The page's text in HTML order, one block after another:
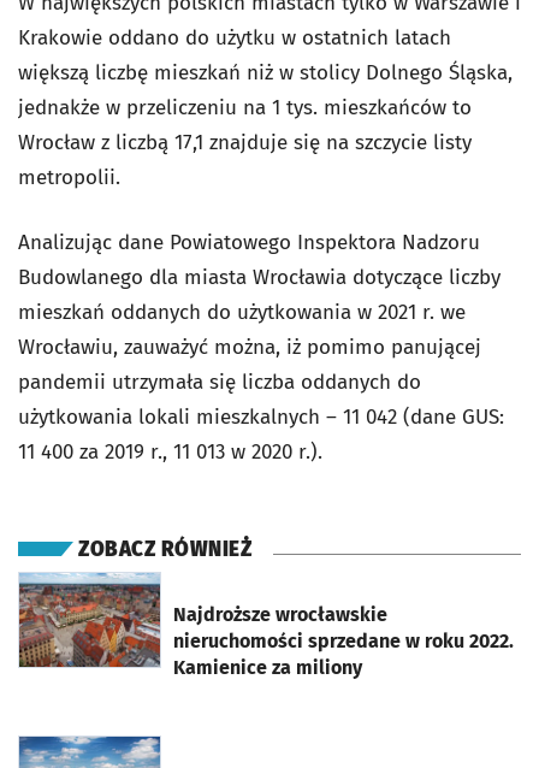
Krakowie oddano do użytku w ostatnich latach
większą liczbę mieszkań niż w stolicy Dolnego Śląska,
jednakże w przeliczeniu na 1 tys. mieszkańców to
Wrocław z liczbą 17,1 znajduje się na szczycie listy
metropolii.
Analizując dane Powiatowego Inspektora Nadzoru
Budowlanego dla miasta Wrocławia dotyczące liczby
mieszkań oddanych do użytkowania w 2021 r. we
Wrocławiu, zauważyć można, iż pomimo panującej
pandemii utrzymała się liczba oddanych do
użytkowania lokali mieszkalnych – 11 042 (dane GUS:
11 400 za 2019 r., 11 013 w 2020 r.).
ZOBACZ RÓWNIEŻ
Najdroższe wrocławskie
nieruchomości sprzedane w roku 2022.
Kamienice za miliony
otworzy się w nowej karcie
otworzy się w nowej karcie